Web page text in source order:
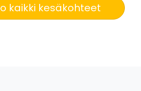
kaikki kesäkohteet